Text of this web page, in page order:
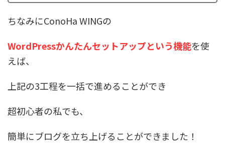
ちなみにConoHa WINGの
WordPressかんたんセットアップという機能を使
えば、
上記の3工程を一括で進めることができ
超初心者の私でも、
簡単にブログを立ち上げることができました！